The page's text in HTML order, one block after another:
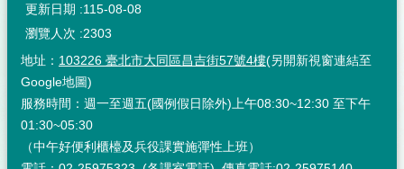
更新日期
115-08-08
瀏覽人次
2303
地址： 103226 臺北市大同區昌吉街57號4樓(另開新視窗連結至
Google地圖)
服務時間：週一至週五(國例假日除外)上午08:30~12:30 至下午
01:30~05:30
（中午好便利櫃檯及兵役課實施彈性上班）